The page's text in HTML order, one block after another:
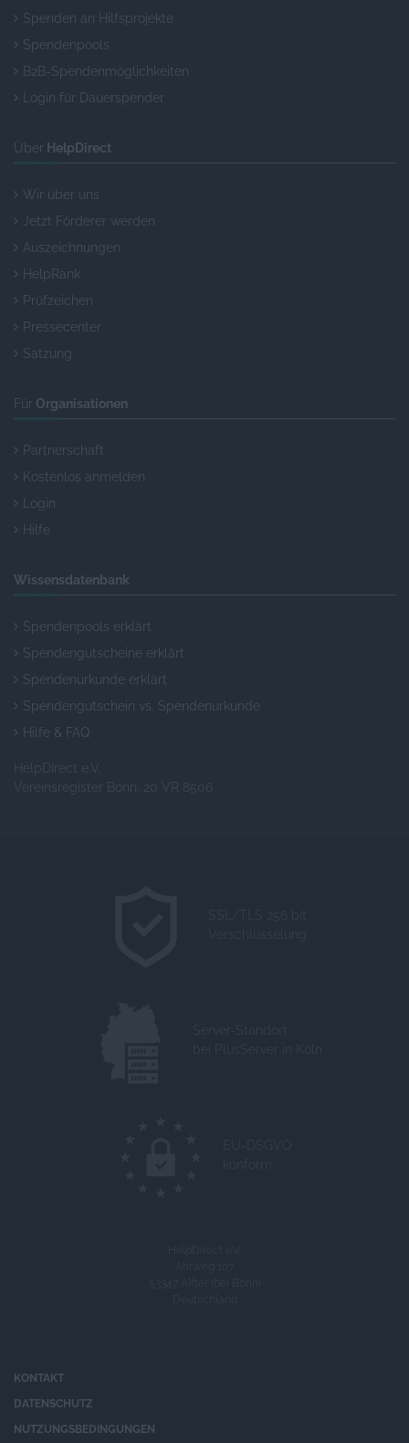
Spenden an Hilfsprojekte
Spendenpools
B2B-Spendenmöglichkeiten
Login für Dauerspender
Über HelpDirect
Wir über uns
Jetzt Förderer werden
Auszeichnungen
HelpRank
Prüfzeichen
Pressecenter
Satzung
Für Organisationen
Partnerschaft
Kostenlos anmelden
Login
Hilfe
Wissensdatenbank
Spendenpools erklärt
Spendengutscheine erklärt
Spendenurkunde erklärt
Spendengutschein vs. Spendenurkunde
Hilfe & FAQ
HelpDirect e.V.
Vereinsregister Bonn, 20 VR 8506
KONTAKT
DATENSCHUTZ
NUTZUNGSBEDINGUNGEN